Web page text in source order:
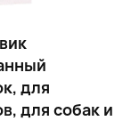
для
для собак и